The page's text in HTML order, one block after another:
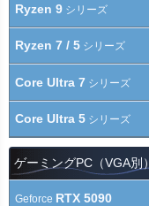
Ryzen 9 シリーズ
Ryzen 7 / 5 シリーズ
Core Ultra 7 シリーズ
Core Ultra 5 シリーズ
ゲーミングPC（VGA別）
Geforce RTX 5090